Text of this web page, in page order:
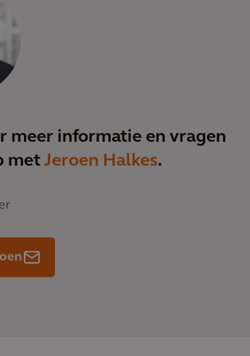
meer informatie en vragen
metJeroen Halkes.